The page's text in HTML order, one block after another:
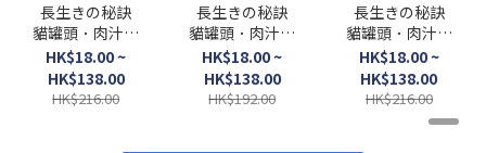
長生きの秘訣
貓罐頭．肉汁湯
罐 吞拿魚+綠唇
貽貝口味80g
HK$18.00 ~
HK$138.00
HK$216.00
長生きの秘訣
貓罐頭．肉汁湯
罐 吞拿魚+雞肉
+南瓜口味80g
HK$18.00 ~
HK$138.00
HK$192.00
長生きの秘訣
貓罐頭．肉汁湯
罐 吞拿魚口味
80g
HK$18.00 ~
HK$138.00
HK$216.00